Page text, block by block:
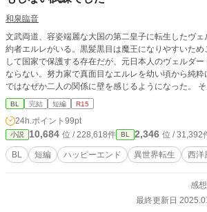
和泉臨音
文武両道、容姿端麗な大国の第二皇子に転生したヴ
約者エルレがいる。黒髪黒目は魔王になりやすいため
して国家で保護する存在だが、元日本人のヴェルダ
ならない。努力家で真面目なエルレを幼い頃から純
ではなぜか二人の関係に壁を感じるようになった。
レイリーからエルレの不貞を告げられる。不安を感じ
屋敷に赴くと、屋敷から火の手があがっており……。 ＊ 金髪青目イケメンチー
ト転生者皇子 × 黒髪黒目平凡の魔力チート伯爵 ＊ 一
手な方はご注意ください
BL 完結 短編 R15
24h.ポイント 99pt
小説 10,684 位 / 228,618件 BL 2,346 位 / 31,392
BL 短編 ハッピーエンド 異世界転生 西洋
感
最終更新日